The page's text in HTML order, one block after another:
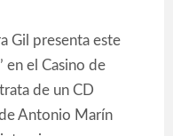
Gil presenta este
en el Casino de
de un CD
Antonio Marín